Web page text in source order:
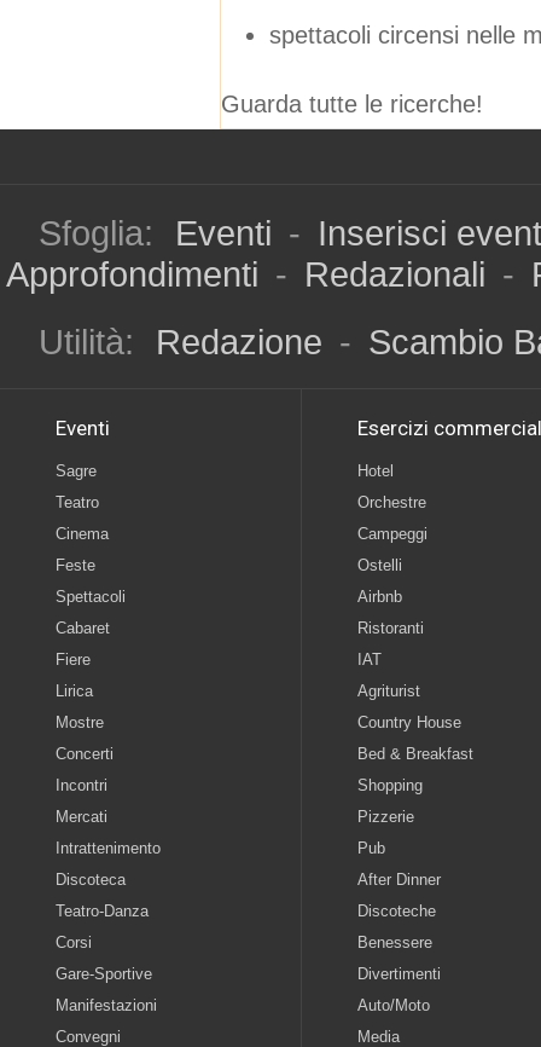
spettacoli circensi nelle
Guarda tutte le ricerche!
Sfoglia: Eventi - Inserisci
Approfondimenti - Redazionali -
Utilità:
Redazione - Scambio
Eventi
Sagre
Teatro
Cinema
Feste
Spettacoli
Cabaret
Fiere
Lirica
Mostre
Concerti
Incontri
Mercati
Intrattenimento
Discoteca
Teatro-Danza
Corsi
Gare-Sportive
Manifestazioni
Convegni
Esercizi
Hotel
Orchestre
Campeggi
Ostelli
Airbnb
Ristoranti
IAT
Agriturist
Country House
Bed & Breakfast
Shopping
Pizzerie
Pub
After Dinner
Discoteche
Benessere
Divertimenti
Auto/Moto
Media